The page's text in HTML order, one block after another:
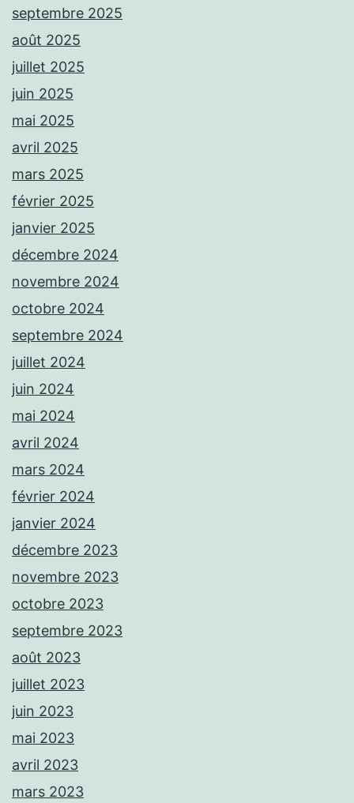
septembre 2025
août 2025
juillet 2025
juin 2025
mai 2025
avril 2025
mars 2025
février 2025
janvier 2025
décembre 2024
novembre 2024
octobre 2024
septembre 2024
juillet 2024
juin 2024
mai 2024
avril 2024
mars 2024
février 2024
janvier 2024
décembre 2023
novembre 2023
octobre 2023
septembre 2023
août 2023
juillet 2023
juin 2023
mai 2023
avril 2023
mars 2023